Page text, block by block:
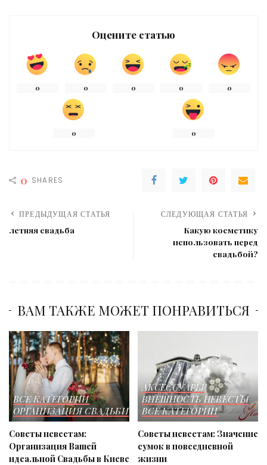
Оцените статью
0 0 0 0 0
0 0
0 SHARES
ПРЕДЫДУЩАЯ СТАТЬЯ
летняя свадьба
СЛЕДУЮЩАЯ СТАТЬЯ
Какую косметику
использовать перед
свадьбой?
ВАМ ТАКЖЕ МОЖЕТ ПОНРАВИТЬСЯ
ВСЕ КАТЕГОРИИ
ОРГАНИЗАЦИЯ СВАДЬБИ
Советы невестам:
Организация Вашей
идеальной Свадьбы в Киеве
АКСЕССУАРЫ
ВНЕШНОСТЬ НЕВЕСТЫ
ВСЕ КАТЕГОРИИ
Советы невестам: Значение
сумок в повседневной
жизни